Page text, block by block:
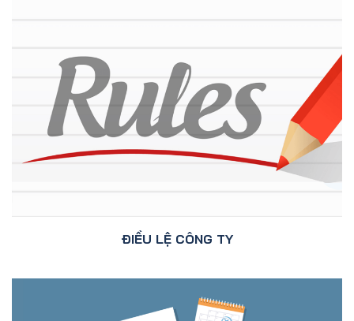
ĐIỀU LỆ CÔNG TY